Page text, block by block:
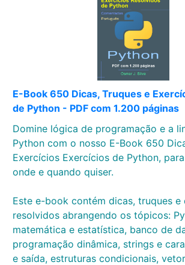
E-Book 650 Dicas, Truques e
de Python - PDF com 1.200 páginas
Domine lógica de programação e a
Python com o nosso E-Book 650
Exercícios Exercícios de Python,
onde e quando quiser.
Este e-book contém dicas, truques e
resolvidos abrangendo os tópicos:
matemática e estatística, banco de
programação dinâmica, strings e
e saída, estruturas condicionais,